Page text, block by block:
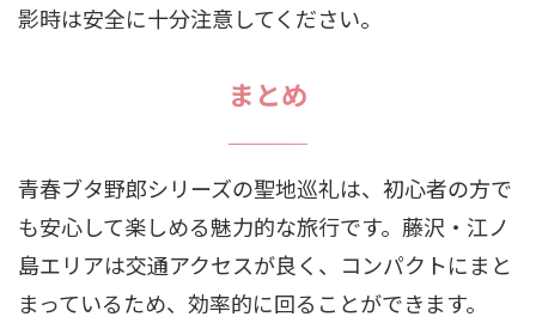
影時は安全に十分注意してください。
まとめ
青春ブタ野郎シリーズの聖地巡礼は、初心者の方で
も安心して楽しめる魅力的な旅行です。藤沢・江ノ
島エリアは交通アクセスが良く、コンパクトにまと
まっているため、効率的に回ることができます。